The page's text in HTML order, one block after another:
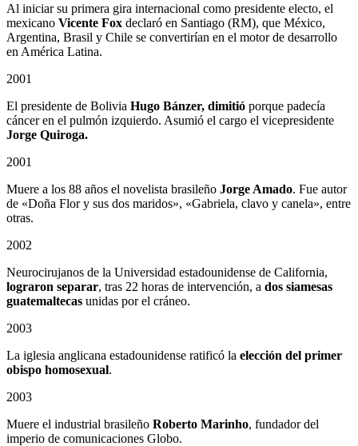
Al iniciar su primera gira internacional como presidente electo, el
mexicano Vicente Fox declaró en Santiago (RM), que México,
Argentina, Brasil y Chile se convertirían en el motor de desarrollo
en América Latina.
2001
El presidente de Bolivia Hugo Bánzer, dimitió porque padecía
cáncer en el pulmón izquierdo. Asumió el cargo el vicepresidente
Jorge Quiroga.
2001
Muere a los 88 años el novelista brasileño Jorge Amado. Fue autor
de «Doña Flor y sus dos maridos», «Gabriela, clavo y canela», entre
otras.
2002
Neurocirujanos de la Universidad estadounidense de California,
lograron separar, tras 22 horas de intervención, a dos siamesas
guatemaltecas unidas por el cráneo.
2003
La iglesia anglicana estadounidense ratificó la elección del primer
obispo homosexual.
2003
Muere el industrial brasileño Roberto Marinho, fundador del
imperio de comunicaciones Globo.